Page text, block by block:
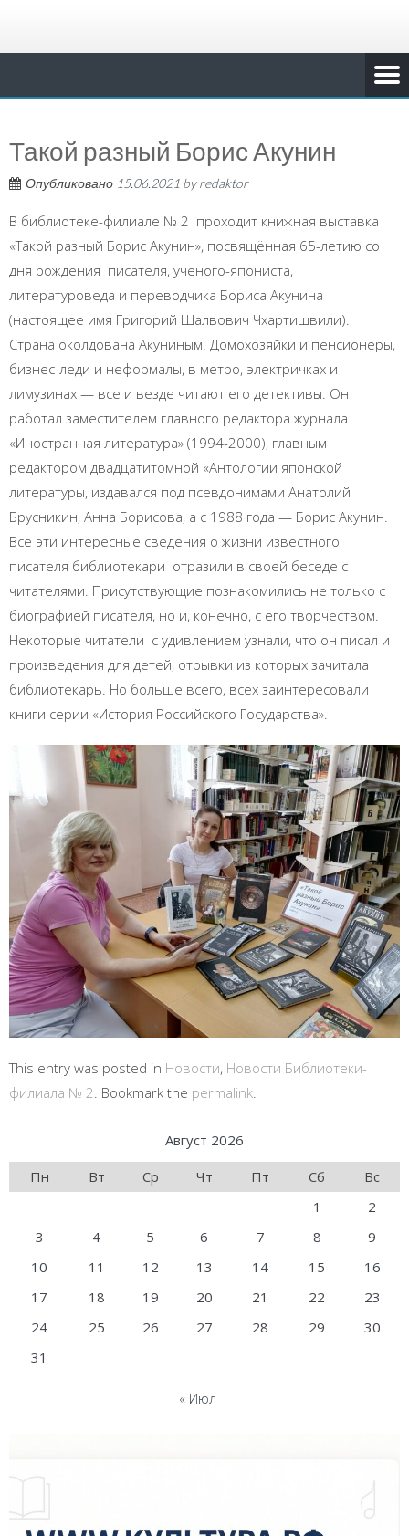
Такой разный Борис Акунин
Опубликовано 15.06.2021 byredaktor
В библиотеке-филиале № 2 проходит книжная выставка
«Такой разный Борис Акунин», посвящённая 65-летию со
дня рождения писателя, учёного-япониста,
литературоведа и переводчика Бориса Акунина
(настоящее имя Григорий Шалвович Чхартишвили).
Страна околдована Акуниным. Домохозяйки и пенсионеры,
бизнес-леди и неформалы, в метро, электричках и
лимузинах — все и везде читают его детективы. Он
работал заместителем главного редактора журнала
«Иностранная литература» (1994-2000), главным
редактором двадцатитомной «Антологии японской
литературы, издавался под псевдонимами Анатолий
Брусникин, Анна Борисова, а с 1988 года — Борис Акунин.
Все эти интересные сведения о жизни известного
писателя библиотекари отразили в своей беседе с
читателями. Присутствующие познакомились не только с
биографией писателя, но и, конечно, с его творчеством.
Некоторые читатели с удивлением узнали, что он писал и
произведения для детей, отрывки из которых зачитала
библиотекарь. Но больше всего, всех заинтересовали
книги серии «История Российского Государства».
This entry was posted in Новости, Новости Библиотеки-
филиала № 2 . Bookmark the permalink
Август 2026
Пн
Вт Ср Чт Пт Сб
Вс
1
2
3
4 5 6 7 8
9
10
11 12 13 14 15
16
17
18 19 20 21 22
23
24
25 26 27 28 29
30
31
« Июл